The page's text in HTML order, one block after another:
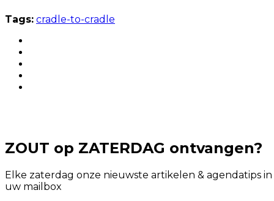
Tags: cradle-to-cradle
ZOUT op ZATERDAG ontvangen?
Elke zaterdag onze nieuwste artikelen & agendatips in
uw mailbox